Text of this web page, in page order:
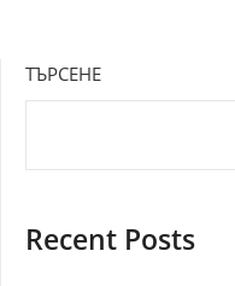
ТЪРСЕНЕ
Recent Posts